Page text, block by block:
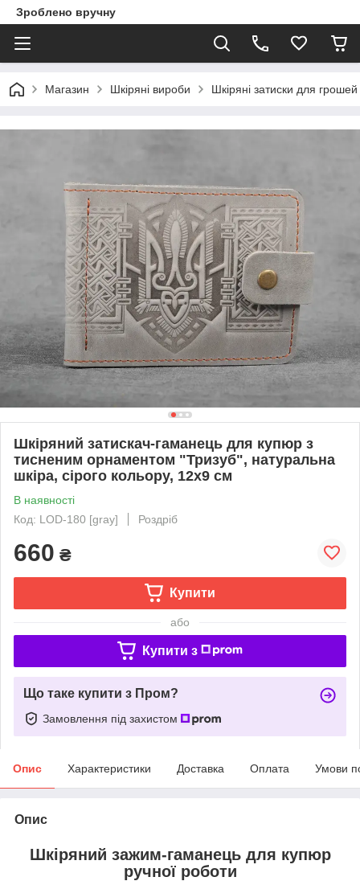
Зроблено вручну
Магазин Шкіряні вироби Шкіряні затиски для грошей
Шкіряний затискач-гаманець для купюр з
тисненим орнаментом "Тризуб", натуральна
шкіра, сірого кольору, 12х9 см
В наявності
Код: LOD-180 [gray]
Роздріб
660 ₴
Купити
або
Купити з
Що таке купити з Пром?
Замовлення під захистом
Опис Характеристики Доставка Оплата Умови
Опис
Шкіряний зажим‑гаманець для купюр
ручної роботи